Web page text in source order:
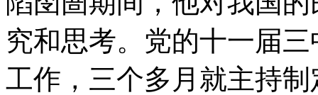
究和思考。党的十一届
工作，三个多月就主持